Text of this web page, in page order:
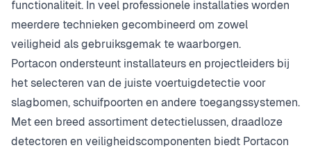
functionaliteit. In veel professionele installaties worden
meerdere technieken gecombineerd om zowel
veiligheid als gebruiksgemak te waarborgen.
Portacon ondersteunt installateurs en projectleiders bij
het selecteren van de juiste voertuigdetectie voor
slagbomen, schuifpoorten en andere toegangssystemen.
Met een breed assortiment detectielussen, draadloze
detectoren en veiligheidscomponenten biedt Portacon